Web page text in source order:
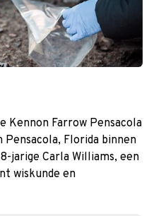
Kennon Farrow Pensacola
Florida binnen
jarige Carla Williams, een
wiskunde en